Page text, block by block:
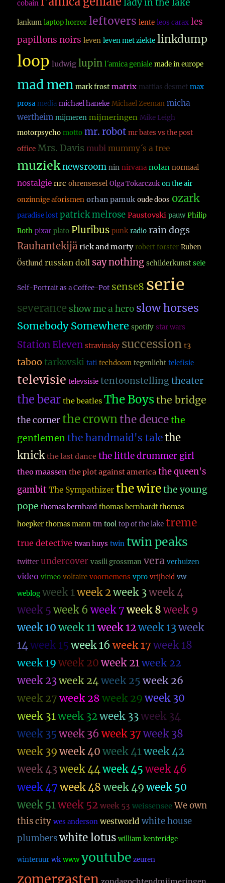
cobain lady in the lake
lankum laptop horror leftovers lente leos carax les
papillons noirs leven leven met ziekte linkdump
loop ludwig lupin l´amica geniale made in europe
mad men mark frost matrix mattias desmet max
prosa media michael haneke Michael Zeeman micha
wertheim mijmeren mijmeringen Mike Leigh
motorpsycho motto mr. robot mr bates vs the post
office Mrs. Davis mubi mummy´s a tree
muzieknewsroom nin nirvana nolan normaal
nostalgie nrc ohrensessel Olga Tokarczuk on the air
onzinnige aforismen orhan pamuk oude doos ozark
paradise lost patrick melrose Paustovski pauw Philip
Roth pixar plato Pluribus punk radio rain dogs
Rauhantekijä rick and morty robert forster Ruben
Östlund russian doll say nothing schilderkunst seie
Self-Portrait as a Coffee-Pot sense8 serie
severance show me a hero slow horses
Somebody Somewhere spotify star wars
Station Eleven stravinsky succession t3
taboo tarkovski tati techdoom tegenlicht telefisie
televisie televsisie tentoonstelling theater
the bear the beatles The Boysthe bridge
the corner the crownthe deuce the
gentlemen the handmaid's talethe
knick the last dance the little drummer girl
theo maassen the plot against america the queen's
gambit The Sympathizer the wire the young
pope thomas bernhard thomas bernhardt thomas
hoepker thomas mann tm tool top of the lake treme
true detective twan huys twin twin peaks
twitter undercover vasili grossman vera verhuizen
video vimeo voltaire voornemens vpro vrijheid vw
weblog week 1week 2week 3week 4
week 5 week 6 week 7 week 8 week 9
week 10 week 11week 12week 13week
14week 15 week 16 week 17 week 18
week 19 week 20 week 21week 22
week 23week 24week 25 week 26
week 27 week 28 week 29 week 30
week 31week 32week 33week 34
week 35 week 36 week 37 week 38
week 39 week 40 week 41week 42
week 43week 44week 45 week 46
week 47 week 48 week 49 week 50
week 51week 52 week 53 weissensee We own
this city wes anderson westworld white house
plumbers white lotus william kenteridge
winteruur wk www youtube zeuren
zomergasten